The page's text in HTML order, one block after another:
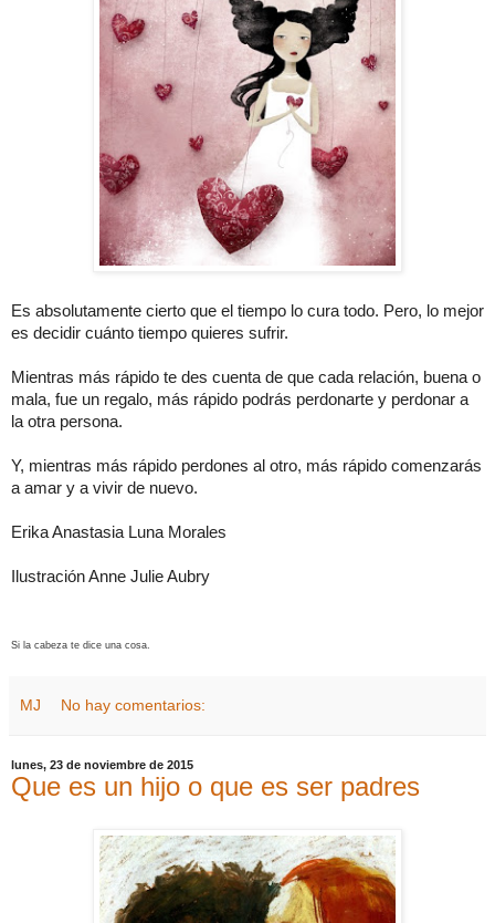
Es absolutamente cierto que el tiempo lo cura todo. Pero, lo mejor
es decidir cuánto tiempo quieres sufrir.
Mientras más rápido te des cuenta de que cada relación, buena o
mala, fue un regalo, más rápido podrás perdonarte y perdonar a
la otra persona.
Y, mientras más rápido perdones al otro, más rápido comenzarás
a amar y a vivir de nuevo.
Erika Anastasia Luna Morales
Ilustración Anne Julie Aubry
Si la cabeza te dice una cosa.
MJ No hay comentarios:
lunes, 23 de noviembre de 2015
Que es un hijo o que es ser padres